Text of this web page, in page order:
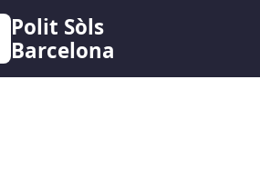
Polit Sòls
Barcelona